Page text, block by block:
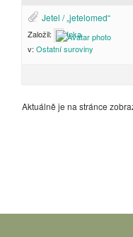
Jetel / „jetelomed“
Založil:
Inka
v: Ostatní suroviny
Aktuálně je na stránce